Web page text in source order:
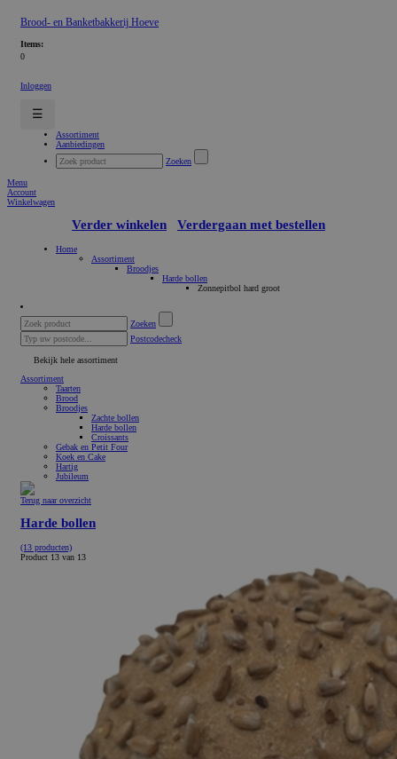
Brood- en Banketbakkerij Hoeve
Items:
0
Inloggen
☰
Assortiment
Aanbiedingen
Zoeken
Menu
Account
Winkelwagen
Verder winkelen Verdergaan met bestellen
Home
Assortiment
Broodjes
Harde bollen
Zonnepitbol hard groot
Zoeken
Postcodecheck
Bekijk hele assortiment
Assortiment
Taarten
Brood
Broodjes
Zachte bollen
Harde bollen
Croissants
Gebak en Petit Four
Koek en Cake
Hartig
Jubileum
Terug naar overzicht
Harde bollen
(13 producten)
Product 13 van 13